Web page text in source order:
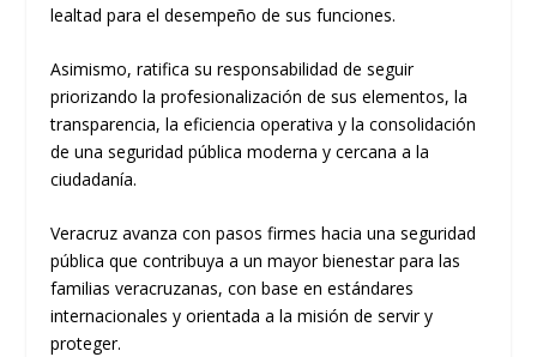
lealtad para el desempeño de sus funciones.
Asimismo, ratifica su responsabilidad de seguir
priorizando la profesionalización de sus elementos, la
transparencia, la eficiencia operativa y la consolidación
de una seguridad pública moderna y cercana a la
ciudadanía.
Veracruz avanza con pasos firmes hacia una seguridad
pública que contribuya a un mayor bienestar para las
familias veracruzanas, con base en estándares
internacionales y orientada a la misión de servir y
proteger.